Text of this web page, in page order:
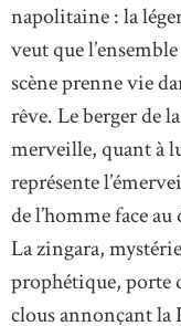
napolitaine : la
veut que
scène prenne vie
rêve. Le berger de la
merveille, quant à
représente
de l’homme face
La zingara,
prophétique, porte
clous annonçant la